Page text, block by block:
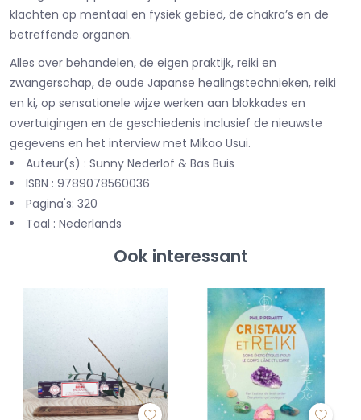
klachten op mentaal en fysiek gebied, de chakra’s en de
betreffende organen.
Alles over behandelen, de eigen praktijk, reiki en
zwangerschap, de oude Japanse healingstechnieken, reiki
en ki, op sensationele wijze werken aan blokkades en
overtuigingen en de geschiedenis inclusief de nieuwste
gegevens en het interview met Mikao Usui.
Auteur(s) : Sunny Nederlof & Bas Buis
ISBN : 9789078560036
Pagina's: 320
Taal : Nederlands
Ook interessant